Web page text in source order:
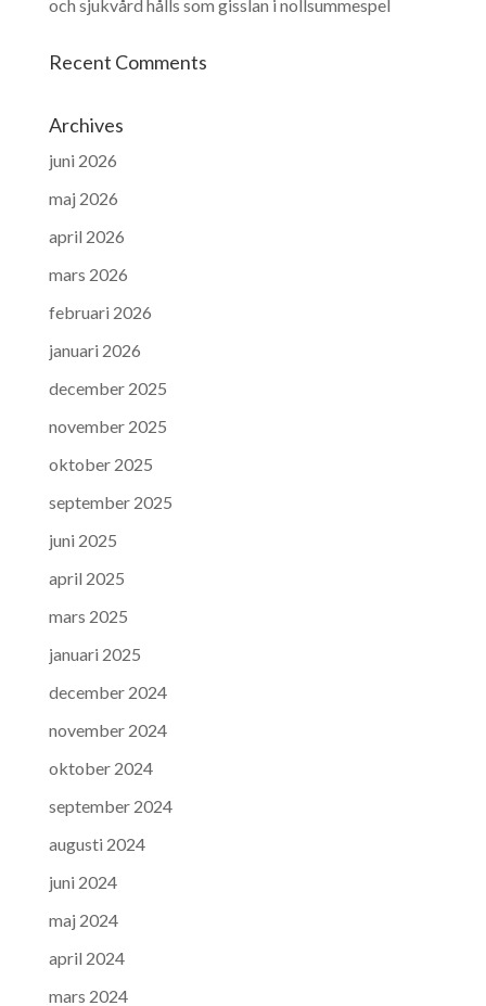
och sjukvård hålls som gisslan i nollsummespel
Recent Comments
Archives
juni 2026
maj 2026
april 2026
mars 2026
februari 2026
januari 2026
december 2025
november 2025
oktober 2025
september 2025
juni 2025
april 2025
mars 2025
januari 2025
december 2024
november 2024
oktober 2024
september 2024
augusti 2024
juni 2024
maj 2024
april 2024
mars 2024